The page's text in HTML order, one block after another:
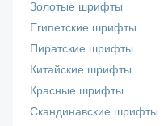
Золотые шрифты
Египетские шрифты
Пиратские шрифты
Китайские шрифты
Красные шрифты
Скандинавские шрифты